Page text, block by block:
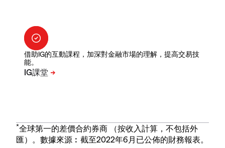
借助IG的互動課程，加深對金融市場的理解，提高交易技
能。
*全球第一的差價合約券商 （按收入計算，不包括外
匯）。數據來源︰截至2022年6月已公佈的財務報表。